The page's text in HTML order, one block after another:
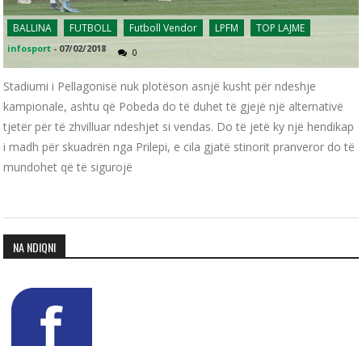
BALLINA FUTBOLL Futboll Vendor LPFM TOP LAJME
infosport -07/02/2018 0
Stadiumi i Pellagonisë nuk plotëson asnjë kusht për ndeshje
kampionale, ashtu që Pobeda do të duhet të gjejë një alternativë
tjetër për të zhvilluar ndeshjet si vendas. Do të jetë ky një hendikap
i madh për skuadrën nga Prilepi, e cila gjatë stinorit pranveror do të
mundohet që të sigurojë
NA NDIQNI